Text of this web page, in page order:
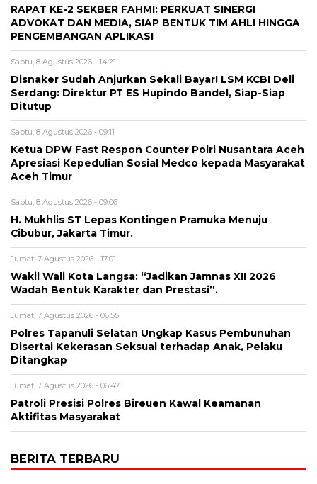
RAPAT KE-2 SEKBER FAHMI: PERKUAT SINERGI
ADVOKAT DAN MEDIA, SIAP BENTUK TIM AHLI HINGGA
PENGEMBANGAN APLIKASI
Sabtu, 8 Agustus 2026 - 14:21
Disnaker Sudah Anjurkan Sekali Bayar! LSM KCBI Deli
Serdang: Direktur PT ES Hupindo Bandel, Siap-Siap
Ditutup
Sabtu, 8 Agustus 2026 - 09:11
Ketua DPW Fast Respon Counter Polri Nusantara Aceh
Apresiasi Kepedulian Sosial Medco kepada Masyarakat
Aceh Timur
Sabtu, 8 Agustus 2026 - 09:06
H. Mukhlis ST Lepas Kontingen Pramuka Menuju
Cibubur, Jakarta Timur.
Jumat, 7 Agustus 2026 - 17:01
Wakil Wali Kota Langsa: “Jadikan Jamnas XII 2026
Wadah Bentuk Karakter dan Prestasi”.
Jumat, 7 Agustus 2026 - 06:55
Polres Tapanuli Selatan Ungkap Kasus Pembunuhan
Disertai Kekerasan Seksual terhadap Anak, Pelaku
Ditangkap
Jumat, 7 Agustus 2026 - 06:47
Patroli Presisi Polres Bireuen Kawal Keamanan
Aktifitas Masyarakat
BERITA TERBARU